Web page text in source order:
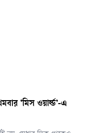
‘মিস ওয়ার্ল্ড’-এ